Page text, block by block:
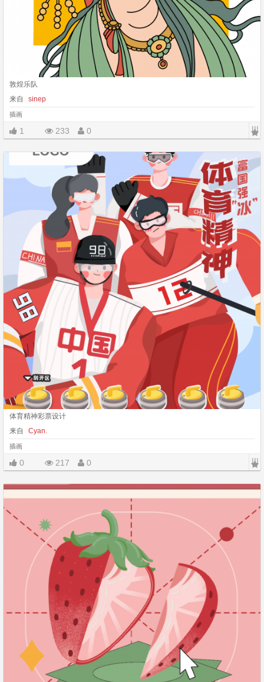
敦煌乐队
来自
sinep
插画
1 233 0 |||
体育精神彩票设计
来自
Cyan.
插画
0 217 0 |||